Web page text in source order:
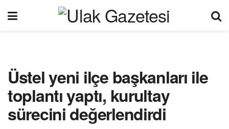
Üstel yeni ilçe başkanları ile
toplantı yaptı, kurultay
sürecini değerlendirdi